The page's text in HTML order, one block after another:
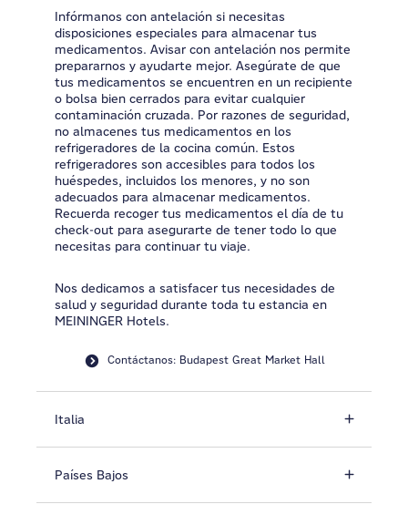
Infórmanos con antelación si necesitas
disposiciones especiales para almacenar tus
medicamentos. Avisar con antelación nos permite
prepararnos y ayudarte mejor. Asegúrate de que
tus medicamentos se encuentren en un recipiente
o bolsa bien cerrados para evitar cualquier
contaminación cruzada. Por razones de seguridad,
no almacenes tus medicamentos en los
refrigeradores de la cocina común. Estos
refrigeradores son accesibles para todos los
huéspedes, incluidos los menores, y no son
adecuados para almacenar medicamentos.
Recuerda recoger tus medicamentos el día de tu
check-out para asegurarte de tener todo lo que
necesitas para continuar tu viaje.
Nos dedicamos a satisfacer tus necesidades de
salud y seguridad durante toda tu estancia en
MEININGER Hotels.
Contáctanos: Budapest Great Market Hall
Italia
Países Bajos